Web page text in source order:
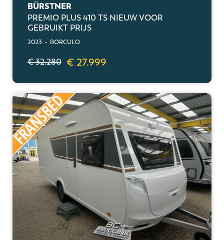
BÜRSTNER
PREMIO PLUS 410 TS NIEUW VOOR
GEBRUIKT PRIJS
2023 - BORCULO
€ 32.280 € 27.999